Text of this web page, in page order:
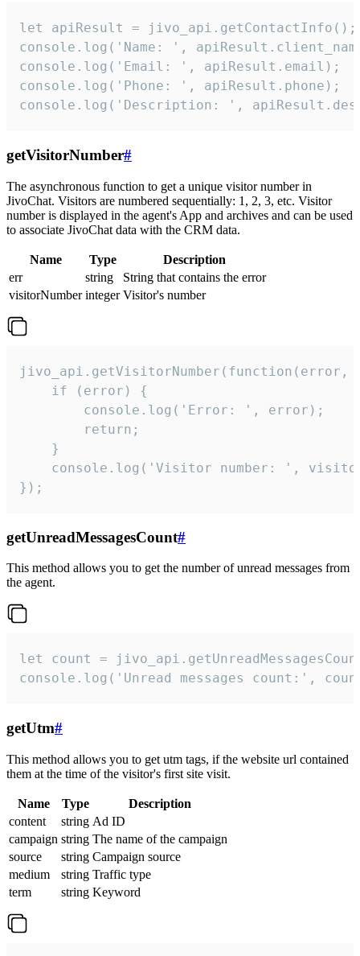
let apiResult = jivo_api.getContactInfo();
console.log('Name: ',
console.log('Email: ', apiResult.email);
console.log('Phone: ', apiResult.phone);
console.log('Description: ',
getVisitorNumber#
The asynchronous function to get a unique visitor number in
JivoChat. Visitors are numbered sequentially: 1, 2, 3, etc. Visitor
number is displayed in the agent's App and archives and can be used
to associate JivoChat data with the CRM data.
Name Type
Description
err
string
String that contains the error
visitorNumber integer Visitor's number
jivo_api.getVisitorNumber(function(error,
    if (error) {
        console.log('Error: ', error);
        return;
    }
console.log('Visitor number: ',
});
getUnreadMessagesCount#
This method allows you to get the number of unread messages from
the agent.
let count =
console.log('Unread messages count:',
getUtm#
This method allows you to get utm tags, if the website url contained
them at the time of the visitor's first site visit.
Name Type
Description
content
string Ad ID
campaign string The name of the campaign
source
string Campaign source
medium
string Traffic type
term
string Keyword